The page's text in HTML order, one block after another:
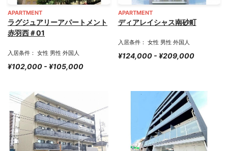
APARTMENT
ラグジュアリーアパートメント
赤羽西＃01
入居条件： 女性 男性 外国人
¥102,000 - ¥105,000
APARTMENT
ディアレイシャス南砂町
入居条件： 女性 男性 外国人
¥124,000 - ¥209,000